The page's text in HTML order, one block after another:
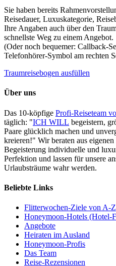
Sie haben bereits
Reisedauer, Luxuskategorie,
Ihre Angaben auch über den
schnellste Weg zu einem Angebot.
(Oder noch bequemer: Callback-
Telefonhörer-Symbol am rechten
Traumreisebogen ausfüllen
Über uns
Das 10-köpfige Profi-Reiseteam
täglich: "ICH WILL begeistern,
Paare glücklich machen und
kreieren!" Wir beraten aus
Begeisterung individuelle und
Perfektion und lassen für unsere
Urlaubsträume wahr werden.
Beliebte Links
Flitterwochen-Ziele von A-Z
Honeymoon-Hotels (Hotel-
Angebote
Heiraten im Ausland
Honeymoon-Profis
Das Team
Reise-Rezensionen